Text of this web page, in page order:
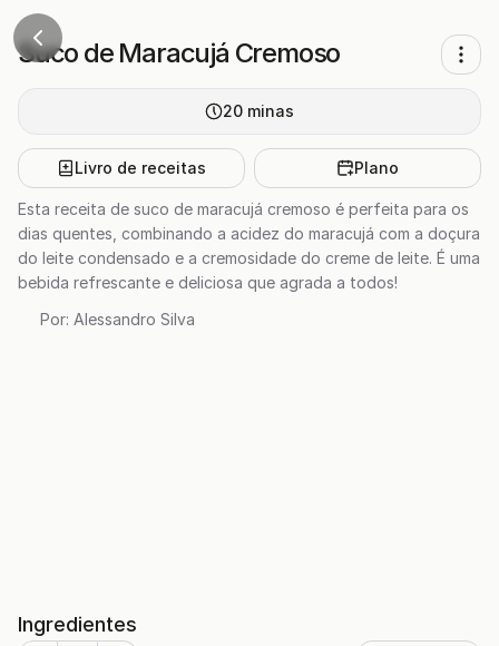
Suco de Maracujá Cremoso
20 minas
Livro de receitas Plano
Esta receita de suco de maracujá cremoso é perfeita para os
dias quentes, combinando a acidez do maracujá com a doçura
do leite condensado e a cremosidade do creme de leite. É uma
bebida refrescante e deliciosa que agrada a todos!
Por: Alessandro Silva
Ingredientes